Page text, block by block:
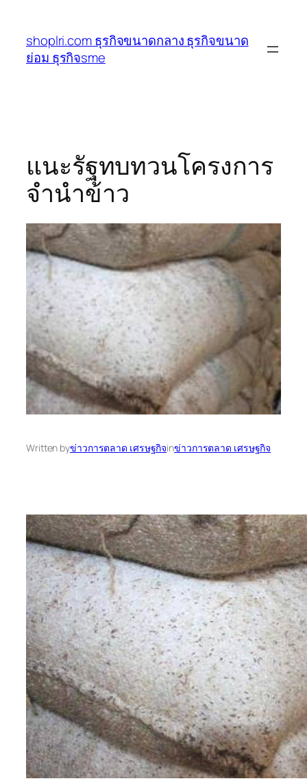
เนื้อหา
shoplri.com ธุรกิจขนาดกลาง ธุรกิจขนาด
ย่อม ธุรกิจsme
แนะรัฐทบทวนโครงการ
จำนำข้าว
Written byข่าวการตลาด เศรษฐกิจinข่าวการตลาด เศรษฐกิจ